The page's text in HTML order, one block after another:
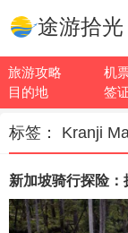
途游拾光
旅游攻略 机
目的地
签
标签： Kranji
新加坡骑行探险：